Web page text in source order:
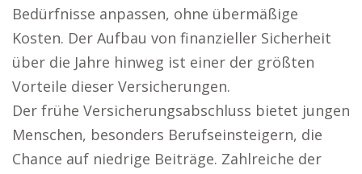
Bedürfnisse anpassen, ohne übermäßige
Kosten. Der Aufbau von finanzieller Sicherheit
über die Jahre hinweg ist einer der größten
Vorteile dieser Versicherungen.
Der frühe Versicherungsabschluss bietet jungen
Menschen, besonders Berufseinsteigern, die
Chance auf niedrige Beiträge. Zahlreiche der